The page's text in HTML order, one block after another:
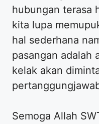
hubungan terasa
kita lupa
hal sederhana
pasangan adalah
kelak akan
​Semoga Allah